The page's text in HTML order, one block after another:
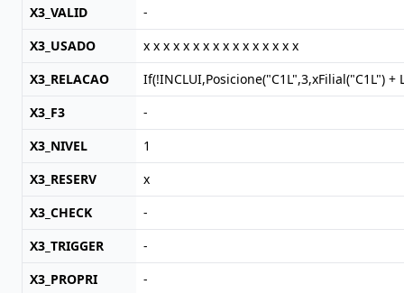
X3_VALID
-
X3_USADO
x x x x x x x x x x x x x x x x
X3_RELACAO
If(!INCLUI,Posicione("C1L",3,xFilial("C1L") +
X3_F3
-
X3_NIVEL
1
X3_RESERV
x
X3_CHECK
-
X3_TRIGGER
-
X3_PROPRI
-